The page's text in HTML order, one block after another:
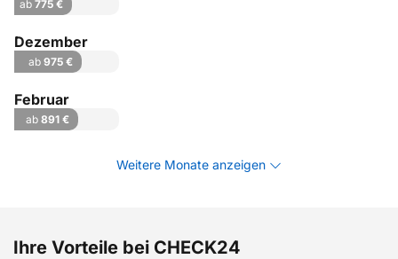
ab775 €
Dezember
ab975 €
Februar
ab 891 €
Weitere Monate anzeigen
Ihre Vorteile bei CHECK24